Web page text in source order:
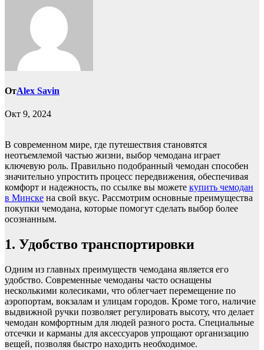
ОтAlex Savin
Окт 9, 2024
В современном мире, где путешествия становятся
неотъемлемой частью жизни, выбор чемодана играет
ключевую роль. Правильно подобранный чемодан способен
значительно упростить процесс передвижения, обеспечивая
комфорт и надежность, по ссылке вы можете купить чемодан
в Минске на свой вкус. Рассмотрим основные преимущества
покупки чемодана, которые помогут сделать выбор более
осознанным.
1. Удобство транспортировки
Одним из главных преимуществ чемодана является его
удобство. Современные чемоданы часто оснащены
несколькими колесиками, что облегчает перемещение по
аэропортам, вокзалам и улицам городов. Кроме того, наличие
выдвижной ручки позволяет регулировать высоту, что делает
чемодан комфортным для людей разного роста. Специальные
отсечки и карманы для аксессуаров упрощают организацию
вещей, позволяя быстро находить необходимое.